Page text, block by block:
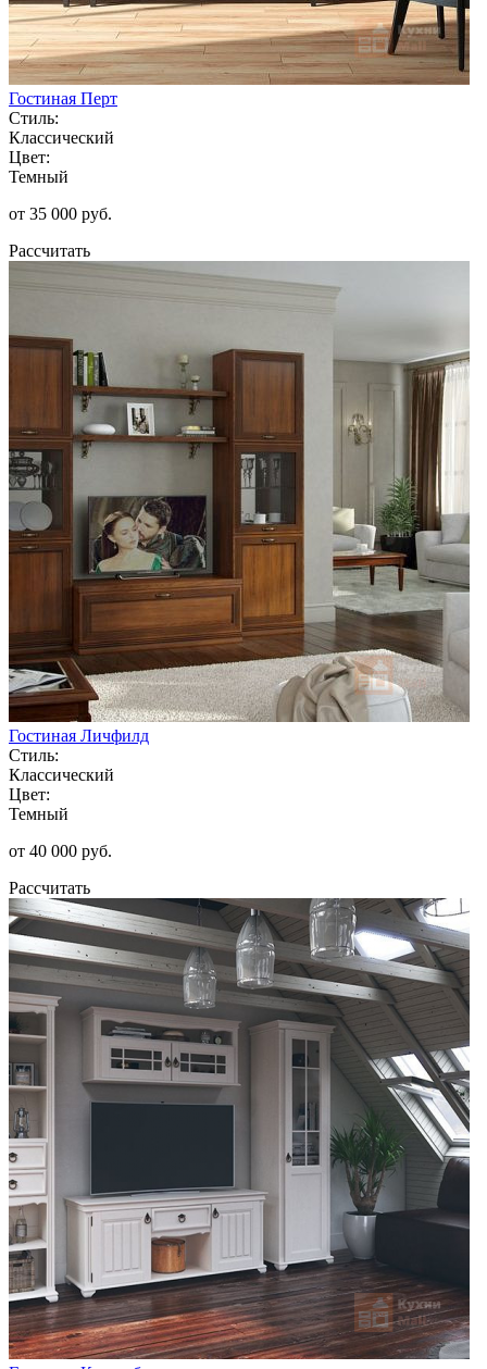
Гостиная Перт
Стиль:
Классический
Цвет:
Темный
от 35 000 руб.
Рассчитать
Гостиная Личфилд
Стиль:
Классический
Цвет:
Темный
от 40 000 руб.
Рассчитать